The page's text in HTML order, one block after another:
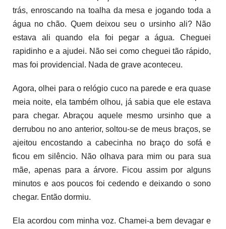
trás, enroscando na toalha da mesa e jogando toda a
água no chão. Quem deixou seu o ursinho ali? Não
estava ali quando ela foi pegar a água. Cheguei
rapidinho e a ajudei. Não sei como cheguei tão rápido,
mas foi providencial. Nada de grave aconteceu.
Agora, olhei para o relógio cuco na parede e era quase
meia noite, ela também olhou, já sabia que ele estava
para chegar. Abraçou aquele mesmo ursinho que a
derrubou no ano anterior, soltou-se de meus braços, se
ajeitou encostando a cabecinha no braço do sofá e
ficou em silêncio. Não olhava para mim ou para sua
mãe, apenas para a árvore. Ficou assim por alguns
minutos e aos poucos foi cedendo e deixando o sono
chegar. Então dormiu.
Ela acordou com minha voz. Chamei-a bem devagar e